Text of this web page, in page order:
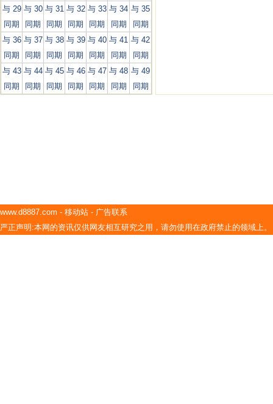
与 29
同期
与 30
同期
与 31
同期
与 32
同期
与 33
同期
与 34
同期
与 35
同期
与 36
同期
与 37
同期
与 38
同期
与 39
同期
与 40
同期
与 41
同期
与 42
同期
与 43
同期
与 44
同期
与 45
同期
与 46
同期
与 47
同期
与 48
同期
与 49
同期
www.d8887.com - 移动站 - 广告联系
严正声明:本网的资讯仅供网友相互研究之用，请勿使用在政府禁止的领域上。